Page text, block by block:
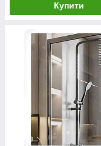
Купити